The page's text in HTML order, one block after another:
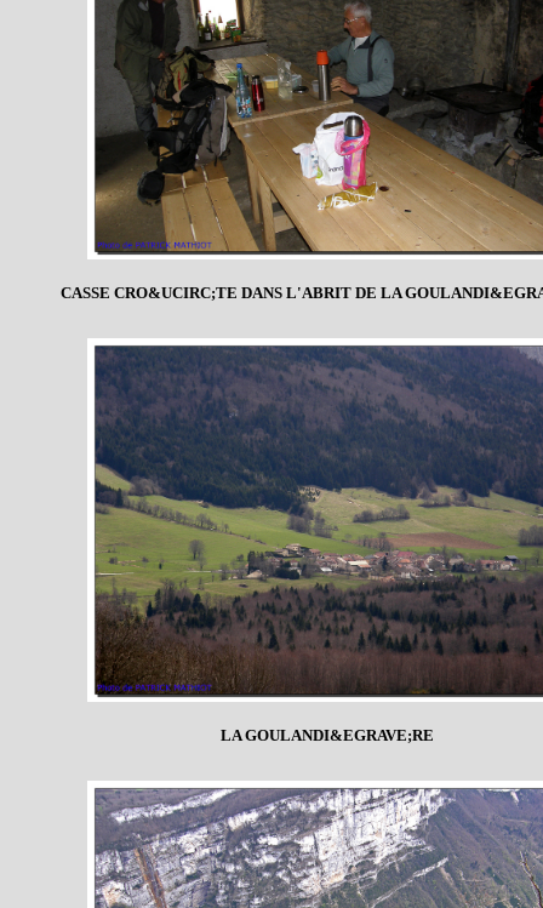
CASSE CRO&UCIRC;TE DANS L'ABRIT DE LA
LA GOULANDI&EGRAVE;RE